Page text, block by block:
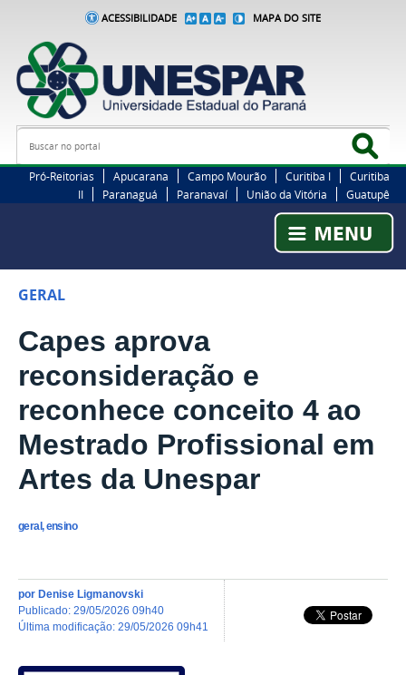
ACESSIBILIDADE MAPA DO SITE
Busca
Pró-Reitorias Apucarana Campo Mourão Curitiba I
Curitiba
II
Paranaguá Paranavaí União da Vitória Guatupê
GERAL
Capes aprova
reconsideração e
reconhece conceito 4 ao
Mestrado Profissional em
Artes da Unespar
geral, ensino
por Denise Ligmanovski
publicado: 29/05/2026 09h40
última modificação: 29/05/2026 09h41